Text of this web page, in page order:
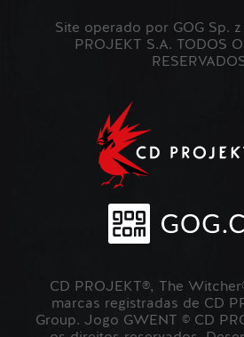
Site operado por GOG Sp.
PROJEKT S.A. TODOS
CD PROJEKT®, The
marcas registradas de CD
Group. Jogo GWENT © CD